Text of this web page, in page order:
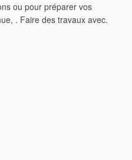
ou pour préparer vos
. Faire des travaux avec.